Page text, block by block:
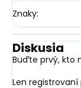
Znaky:
Diskusia
Buďte prvý, kto
Len